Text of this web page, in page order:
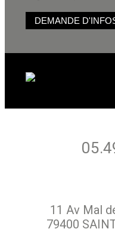
DEMANDE
11 Av Mal
79400